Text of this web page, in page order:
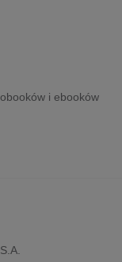
i ebooków